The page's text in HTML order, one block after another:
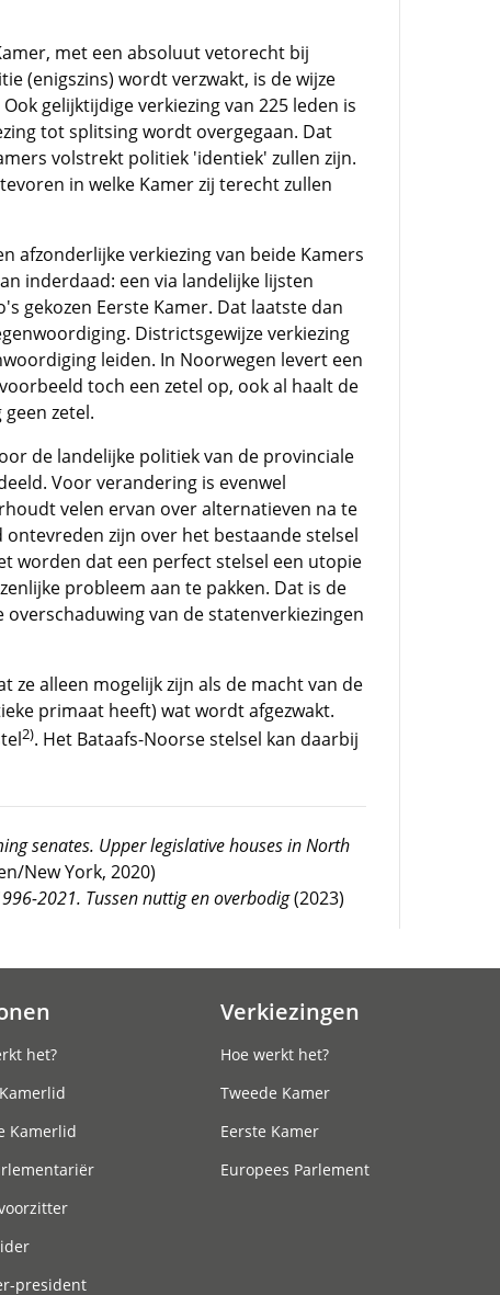
met een absoluut vetorecht bij
(enigszins) wordt verzwakt, is de wijze
gelijktijdige verkiezing van 225 leden is
tot splitsing wordt overgegaan. Dat
volstrekt politiek 'identiek' zullen zijn.
in welke Kamer zij terecht zullen
afzonderlijke verkiezing van beide Kamers
inderdaad: een via landelijke lijsten
gekozen Eerste Kamer. Dat laatste dan
Districtsgewijze verkiezing
leiden. In Noorwegen levert een
toch een zetel op, ook al haalt de
zetel.
de landelijke politiek van de provinciale
Voor verandering is evenwel
velen ervan over alternatieven na te
zijn over het bestaande stelsel
worden dat een perfect stelsel een utopie
probleem aan te pakken. Dat is de
van de statenverkiezingen
ze alleen mogelijk zijn als de macht van de
primaat heeft) wat wordt afgezwakt.
2). Het Bataafs-Noorse stelsel kan daarbij
senates. Upper legislative houses in North
New York, 2020)
2021. Tussen nuttig en overbodig(2023)
het?
Kamerlid
president
Verkiezingen
Hoe werkt het?
Tweede Kamer
Eerste Kamer
Europees Parlement